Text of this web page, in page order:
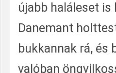
újabb haláleset is
Danemant
bukkannak rá, és
valóban